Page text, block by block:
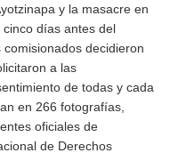
y la masacre en
días antes del
decidieron
a las
de todas y cada
en 266 fotografías,
oficiales de
de Derechos